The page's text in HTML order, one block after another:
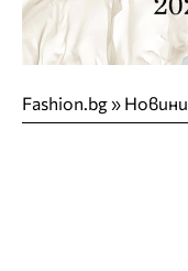
Fashion.bg» Новини